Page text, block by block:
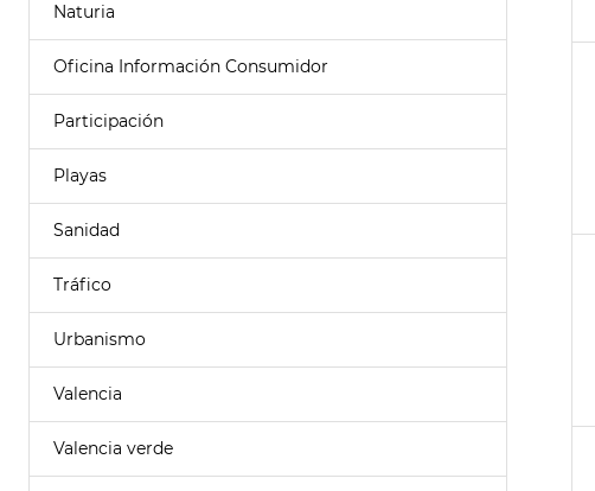
Naturia
Oficina Información Consumidor
Participación
Playas
Sanidad
Tráfico
Urbanismo
Valencia
Valencia verde